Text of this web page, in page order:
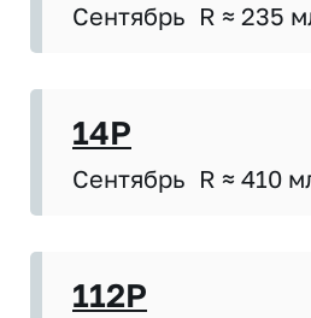
Сентябрь R ≈ 235
14P
Сентябрь R ≈ 410
112P